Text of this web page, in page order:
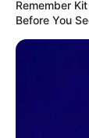
Remember
Before You